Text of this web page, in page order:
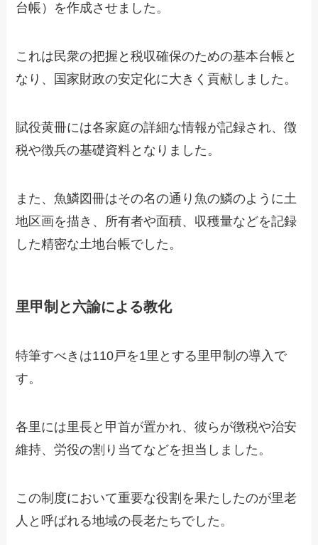
台帳）を作成させました。
これは民衆の把握と税収確保のための基本台帳と
なり、国家財政の安定化に大きく貢献しました。
賦役黄冊には各家庭の詳細な情報が記録され、徴
税や徴兵の基礎資料となりました。
また、魚鱗図冊はその名の通り魚の鱗のように土
地区画を描き、所有者や面積、収穫量などを記録
した精密な土地台帳でした。
里甲制と六諭による教化
特筆すべきは110戸を1里とする里甲制の導入で
す。
各里には里長と甲首が置かれ、彼らが徴税や治安
維持、労役の割り当てなどを担当しました。
この制度において重要な役割を果たしたのが里老
人と呼ばれる地域の長老たちでした。